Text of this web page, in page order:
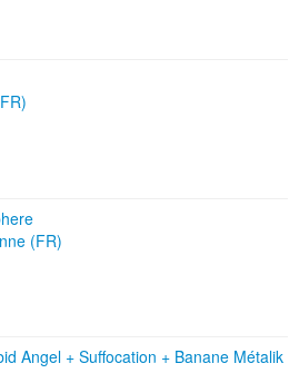
(FR)
Angel + Suffocation + Banane Métalik